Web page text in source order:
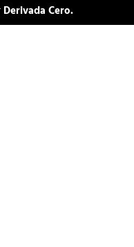
Derivada Cero.